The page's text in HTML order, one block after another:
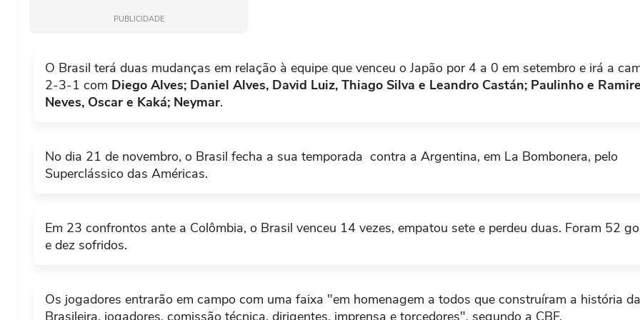
PUBLICIDADE
37' Pablo Armero
40'
PUBLICIDADE
O Brasil terá duas mudanças em relação à equipe que venceu o Japão por 4 a 0 em setembro e irá a
2-3-1 com Diego Alves; Daniel Alves, David Luiz, Thiago Silva e Leandro Castán; Paulinho e
Neves, Oscar e Kaká; Neymar.
No dia 21 de novembro, o Brasil fecha a sua temporada contra a Argentina, em La Bombonera, pelo
Superclássico das Américas.
Em 23 confrontos ante a Colômbia, o Brasil venceu 14 vezes, empatou sete e perdeu duas. Foram 52
e dez sofridos.
Os jogadores entrarão em campo com uma faixa "em homenagem a todos que construíram a história
Brasileira, jogadores, comissão técnica, dirigentes, imprensa e torcedores", segundo a CBF.